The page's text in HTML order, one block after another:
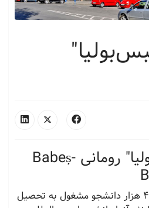
دانشگاه "بیبس‌بولیا" رومانی Babeș-
در این دانشگاه بیش از 45 هزار دانشجو مشغول به تحصیل